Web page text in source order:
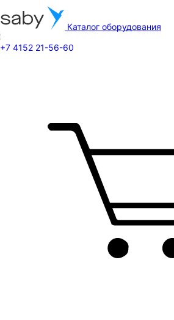
Каталог оборудования
+7 4152 21-56-60